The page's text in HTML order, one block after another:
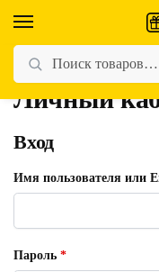
Главная Личный кабинет
Личный
Вход
Имя пользователя или
Пароль *